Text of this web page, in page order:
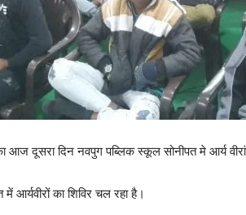
का आज दूसरा दिन नवपुग पब्लिक स्कूल सोनीपत मे आर्य
आर्यवीरों का शिविर चल रहा है।